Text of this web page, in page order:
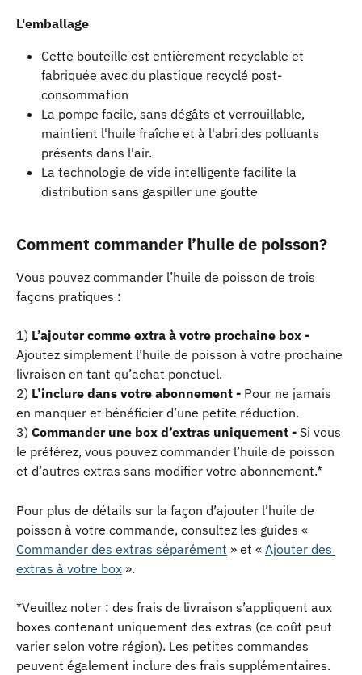
L'emballage
Cette bouteille est entièrement recyclable et
fabriquée avec du plastique recyclé post-
consommation
La pompe facile, sans dégâts et verrouillable,
maintient l'huile fraîche et à l'abri des polluants
présents dans l'air.
La technologie de vide intelligente facilite la
distribution sans gaspiller une goutte
Comment commander l’huile de poisson?
Vous pouvez commander l’huile de poisson de trois
façons pratiques :
1) L’ajouter comme extra à votre prochaine box -
Ajoutez simplement l’huile de poisson à votre prochaine
livraison en tant qu’achat ponctuel.
2) L’inclure dans votre abonnement - Pour ne jamais
en manquer et bénéficier d’une petite réduction.
3) Commander une box d’extras uniquement - Si vous
le préférez, vous pouvez commander l’huile de poisson
et d’autres extras sans modifier votre abonnement.*
Pour plus de détails sur la façon d’ajouter l’huile de
poisson à votre commande, consultez les guides «
Commander des extras séparément » et « Ajouter des
extras à votre box ».
*Veuillez noter : des frais de livraison s’appliquent aux
boxes contenant uniquement des extras (ce coût peut
varier selon votre région). Les petites commandes
peuvent également inclure des frais supplémentaires.